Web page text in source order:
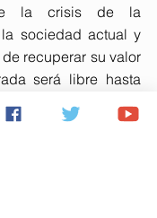
la crisis de la
sociedad actual y
recuperar su valor
será libre hasta